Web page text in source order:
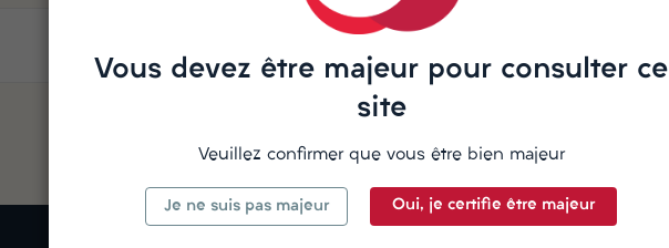
Vous devez être majeur pour consulter ce
site
Veuillez confirmer que vous être bien majeur
Je ne suis pas majeur Oui, je certifie être majeur